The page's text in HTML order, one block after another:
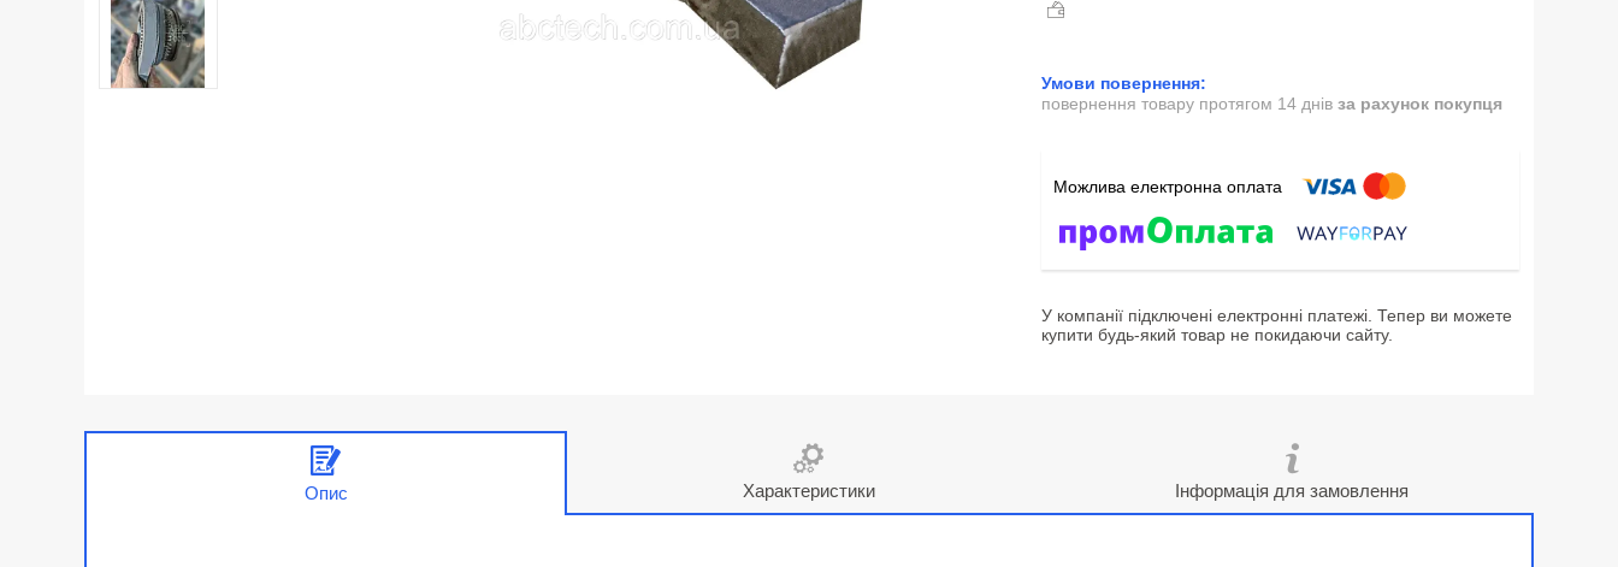
повернення товару протягом 14 днів за рахунок покупця
У компанії підключені електронні платежі. Тепер ви можете
купити будь-який товар не покидаючи сайту.
Опис Характеристики Інформація для замовлення